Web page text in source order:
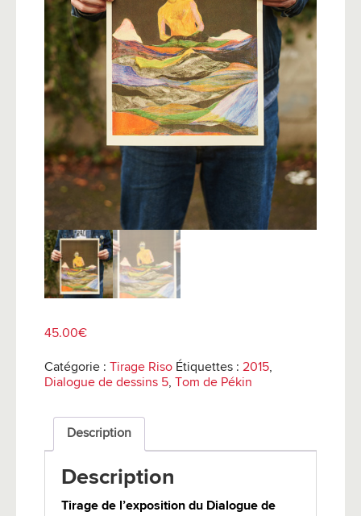
45.00€
Catégorie : Tirage Riso Étiquettes : 2015,
Dialogue de dessins 5, Tom de Pékin
Description
Description
Tirage de l’exposition du Dialogue de